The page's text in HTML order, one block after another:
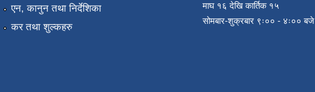
एन, कानुन तथा निर्देशिका
कर तथा शुल्कहरु
माघ १६ देखि कार्तिक १५
सोमबार-शुक्रबार ९ः०० - ४ः०० बजे